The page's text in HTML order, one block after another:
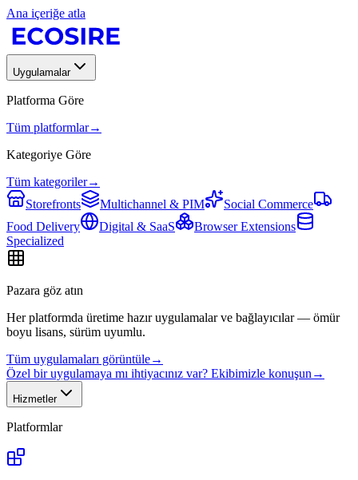
Ana içeriğe atla
Uygulamalar
Platforma Göre
Tüm platformlar→
Kategoriye Göre
Tüm kategoriler→
Storefronts
Multichannel & PIM
Social Commerce
Food Delivery
Digital & SaaS
Browser Extensions
Specialized
Pazara göz atın
Her platformda üretime hazır uygulamalar ve bağlayıcılar — ömür
boyu lisans, sürüm uyumlu.
Tüm uygulamaları görüntüle→
Özel bir uygulamaya mı ihtiyacınız var? Ekibimizle konuşun →
Hizmetler
Platformlar